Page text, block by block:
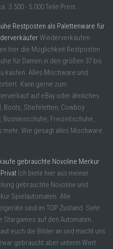
3.500 - 5.000 Teile Preis ...
Restposten als Palettenware für
Wiederverkäufen
hier die Möglichkeit Restposten
für Damen in den größen 37 bis
kaufen. Alles Mischware und
Kann gerne zum
auf eBay oder ähnliches
Boots, Stiefeletten, Cowboy
Freizeitschuhe,
Wie gesagt alles Mischware.
gebrauchte Novoline Merkur
Ich biete hier aus meiner
gebrauchte Novoline und
Spielautomaten. Alle
sind im TOP Zustand. Sehr
Stargames auf den Automaten.
euch die Bilder an und macht uns
gebraucht aber unterm Wert